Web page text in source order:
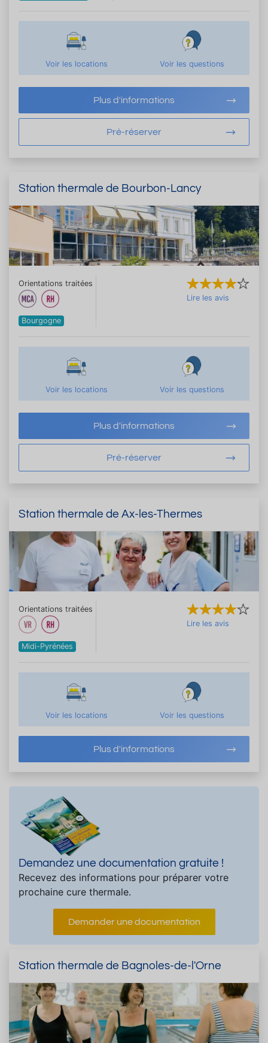
Voir les locations Voir les questions
Plus d'informations
Pré-réserver
Station thermale de Bourbon-Lancy
Orientations traitées
Bourgogne
Lire les avis
Voir les locations Voir les questions
Plus d'informations
Pré-réserver
Station thermale de Ax-les-Thermes
Orientations traitées
Midi-Pyrénées
Lire les avis
Voir les locations Voir les questions
Plus d'informations
Demandez une documentation gratuite !
Recevez des informations pour préparer votre
prochaine cure thermale.
Demander une documentation
Station thermale de Bagnoles-de-l'Orne